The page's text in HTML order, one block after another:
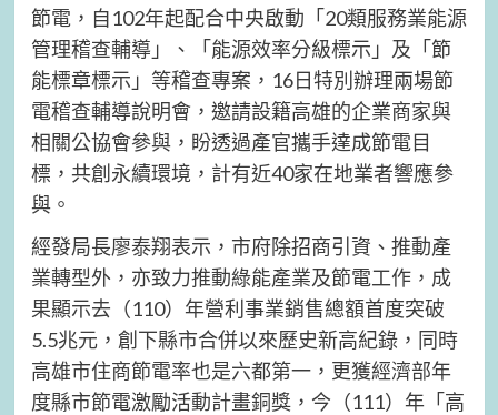
節電，自102年起配合中央啟動「20類服務業能源
管理稽查輔導」、「能源效率分級標示」及「節
能標章標示」等稽查專案，16日特別辦理兩場節
電稽查輔導說明會，邀請設籍高雄的企業商家與
相關公協會參與，盼透過產官攜手達成節電目
標，共創永續環境，計有近40家在地業者響應參
與。
經發局長廖泰翔表示，市府除招商引資、推動產
業轉型外，亦致力推動綠能產業及節電工作，成
果顯示去（110）年營利事業銷售總額首度突破
5.5兆元，創下縣市合併以來歷史新高紀錄，同時
高雄市住商節電率也是六都第一，更獲經濟部年
度縣市節電激勵活動計畫銅獎，今（111）年「高